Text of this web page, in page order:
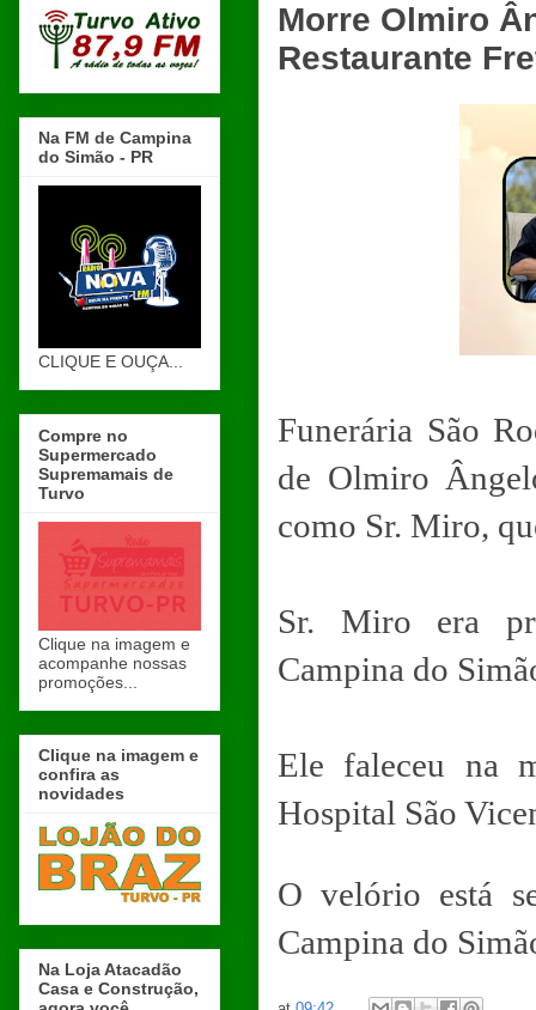
Morre Olmiro
Restaurante
Funerária São
de Olmiro
como Sr. Miro,
Sr. Miro era
Campina do
Ele faleceu na
Hospital São
O velório está
Campina do
Na FM de Campina
do Simão - PR
CLIQUE E OUÇA...
Compre no
Supermercado
Supremamais de
Turvo
Clique na imagem e
acompanhe nossas
promoções...
Clique na imagem e
confira as
novidades
Na Loja Atacadão
Casa e Construção,